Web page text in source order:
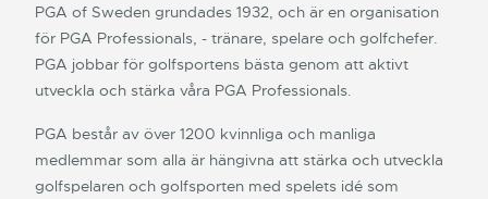
PGA of Sweden grundades 1932, och är en organisation
för PGA Professionals, - tränare, spelare och golfchefer.
PGA jobbar för golfsportens bästa genom att aktivt
utveckla och stärka våra PGA Professionals.
PGA består av över 1200 kvinnliga och manliga
medlemmar som alla är hängivna att stärka och utveckla
golfspelaren och golfsporten med spelets idé som